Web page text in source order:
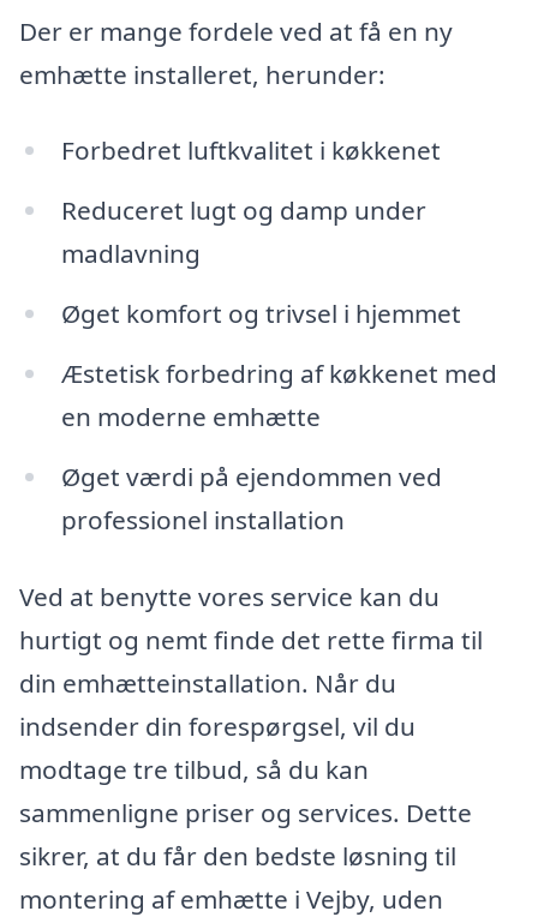
Der er mange fordele ved at få en ny
emhætte installeret, herunder:
Forbedret luftkvalitet i køkkenet
Reduceret lugt og damp under
madlavning
Øget komfort og trivsel i hjemmet
Æstetisk forbedring af køkkenet med
en moderne emhætte
Øget værdi på ejendommen ved
professionel installation
Ved at benytte vores service kan du
hurtigt og nemt finde det rette firma til
din emhætteinstallation. Når du
indsender din forespørgsel, vil du
modtage tre tilbud, så du kan
sammenligne priser og services. Dette
sikrer, at du får den bedste løsning til
montering af emhætte i Vejby, uden